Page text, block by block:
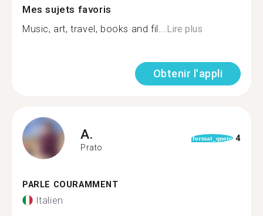
Mes sujets favoris
Music, art, travel, books and fil...Lire plus
Obtenir l'appli
A.
Prato
format_quote 4
PARLE COURAMMENT
Italien